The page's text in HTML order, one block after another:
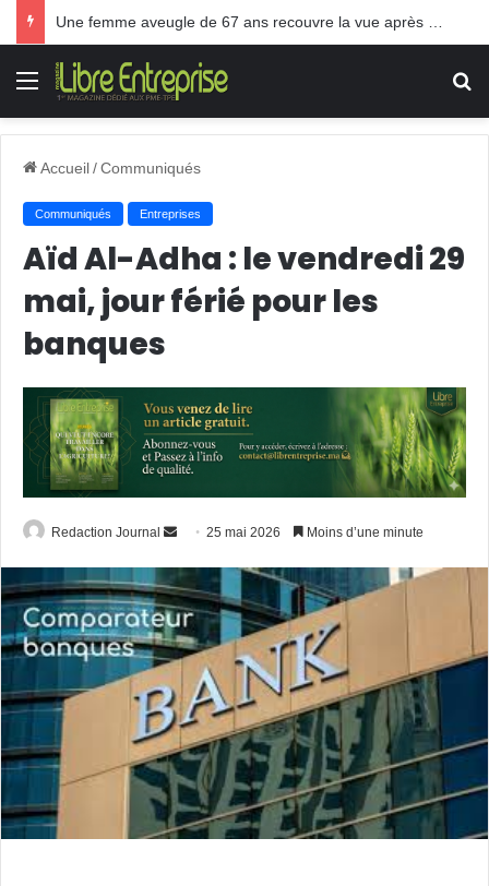
Menu
Accueil/Communiqués
Communiqués Entreprises
Aïd Al-Adha : le vendredi 29
mai, jour férié pour les
banques
Redaction Journal
Envoyer
courriel
25 mai 2026 Moins d’une minute